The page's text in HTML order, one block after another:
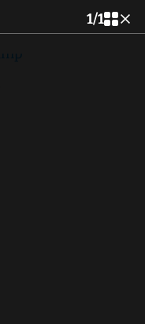
1/1